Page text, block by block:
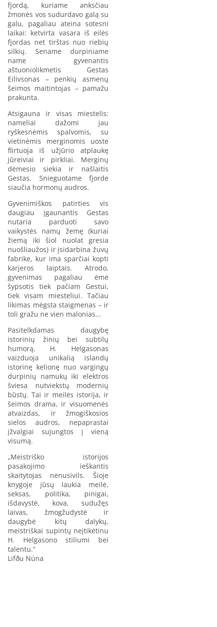
fjordą, kuriame anksčiau
žmonės vos sudurdavo galą su
galu, pagaliau ateina sotesni
laikai: ketvirta vasara iš eilės
fjordas net tirštas nuo riebių
silkių. Sename durpiniame
name gyvenantis
aštuoniolikmetis Gestas
Eilivsonas – penkių asmenų
šeimos maitintojas – pamažu
prakunta.
Atsigauna ir visas miestelis:
nameliai dažomi jau
ryškesnėmis spalvomis, su
vietinėmis merginomis uoste
flirtuoja iš užjūrio atplaukę
jūreiviai ir pirkliai. Merginų
dėmesio siekia ir našlaitis
Gestas. Snieguotame fjorde
siaučia hormonų audros.
Gyvenimiškos patirties vis
daugiau įgaunantis Gestas
nutaria parduoti savo
vaikystės namų žemę (kuriai
žiemą iki šiol nuolat gresia
nuošliaužos) ir įsidarbina žuvų
fabrike, kur ima sparčiai kopti
karjeros laiptais. Atrodo,
gyvenimas pagaliau ėmė
šypsotis tiek pačiam Gestui,
tiek visam miesteliui. Tačiau
likimas mėgsta staigmenas – ir
toli gražu ne vien malonias…
Pasitelkdamas daugybę
istorinių žinių bei subtilų
humorą, H. Helgasonas
vaizduoja unikalią islandų
istorinę kelionę nuo vargingų
durpinių namukų iki elektros
šviesa nutviekstų modernių
būstų. Tai ir meilės istorija, ir
šeimos drama, ir visuomenės
atvaizdas, ir žmogiškosios
sielos audros, nepaprastai
įžvalgiai sujungtos į vieną
visumą.
„Meistriško istorijos
pasakojimo ieškantis
skaitytojas nenusivils. Šioje
knygoje jūsų laukia meilė,
seksas, politika, pinigai,
išdavystė, kova, sudužęs
laivas, žmogžudystė ir
daugybė kitų dalykų,
meistriškai supintų neįtikėtinu
H. Helgasono stiliumi bei
talentu.“
Lifðu Núna